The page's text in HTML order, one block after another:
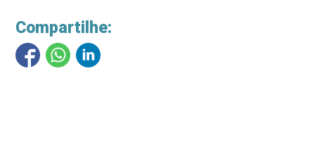
Compartilhe: